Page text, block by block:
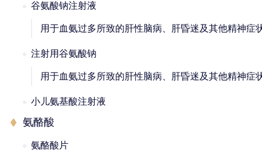
谷氨酸钠注射液
用于血氨过多所致的肝性脑病、肝昏迷及其他精神症
注射用谷氨酸钠
用于血氨过多所致的肝性脑病、肝昏迷及其他精神症
小儿氨基酸注射液
氨酪酸
氨酪酸片